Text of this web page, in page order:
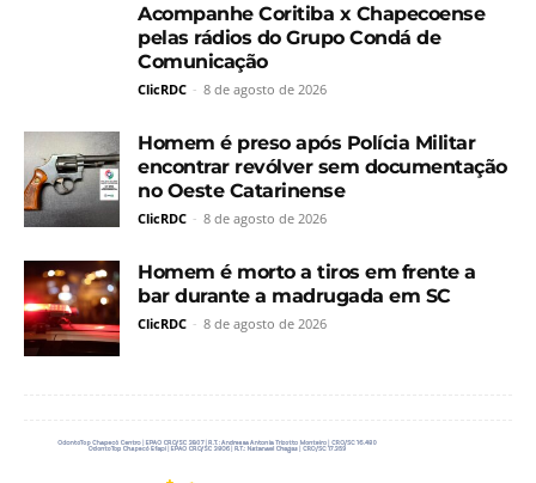
Acompanhe Coritiba x Chapecoense
pelas rádios do Grupo Condá de
Comunicação
ClicRDC - 8 de agosto de 2026
Homem é preso após Polícia Militar
encontrar revólver sem documentação
no Oeste Catarinense
ClicRDC - 8 de agosto de 2026
Homem é morto a tiros em frente a
bar durante a madrugada em SC
ClicRDC - 8 de agosto de 2026